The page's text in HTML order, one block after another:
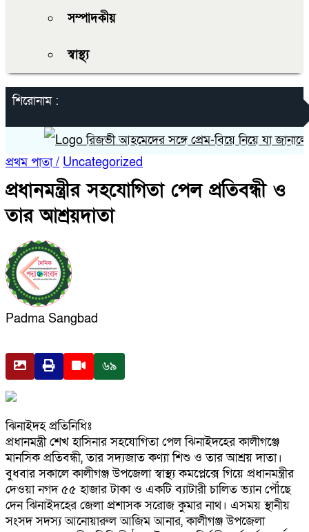
সম্পাদকীয়
স্বাস্থ্য
শিরোনাম :
রিজভী আহমেদের সঙ্গে প্রেম-বিয়ে নিয়ে যা জানালেন
প্রথম পাতা / Uncategorized
প্রধানমন্ত্রীর সহযোগিতা পেল প্রতিবন্ধী ও
তার আশ্রয়দাতা
Padma Sangbad
৬৯
ঝিনাইদহ প্রতিনিধিঃ
প্রধানমন্ত্রী শেখ হাসিনার সহযোগিতা পেল ঝিনাইদহের কালীগঞ্জে
মানসিক প্রতিবন্ধী, তার সদ্যজাত কণ্যা শিশু ও তার আশ্রয় দাতা।
বুধবার সকালে কালীগঞ্জ উপজেলা স্বাস্থ্য কমপ্লেক্সে গিয়ে প্রধানমন্ত্রীর
দেওয়া নগদ ৫৫ হাজার টাকা ও একটি ব্যাটারী চালিত ভ্যান পৌঁছে
দেন ঝিনাইদহের জেলা প্রশাসক সরোজ কুমার নাথ। এসময় স্থানীয়
সংসদ সদস্য আনোয়ারুল আজিম আনার, কালীগঞ্জ উপজেলা